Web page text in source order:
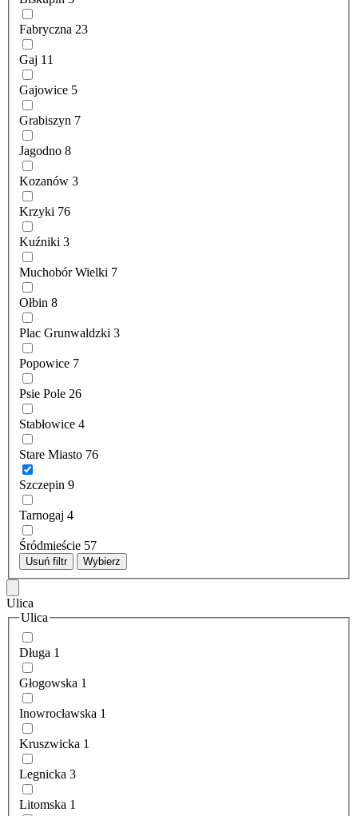
Fabryczna 23
Gaj 11
Gajowice 5
Grabiszyn 7
Jagodno 8
Kozanów 3
Krzyki 76
Kuźniki 3
Muchobór Wielki 7
Ołbin 8
Plac Grunwaldzki 3
Popowice 7
Psie Pole 26
Stabłowice 4
Stare Miasto 76
Szczepin 9
Tarnogaj 4
Śródmieście 57
Usuń filtr Wybierz
Ulica
Ulica
Długa 1
Głogowska 1
Inowrocławska 1
Kruszwicka 1
Legnicka 3
Litomska 1